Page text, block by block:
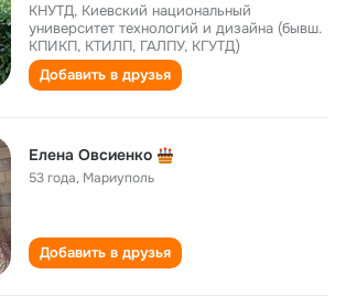
КНУТД, Киевский национальный
университет технологий и дизайна (бывш.
КПИКП, КТИЛП, ГАЛПУ, КГУТД)
Добавить в друзья
Елена Овсиенко
53 года, Мариуполь
Добавить в друзья